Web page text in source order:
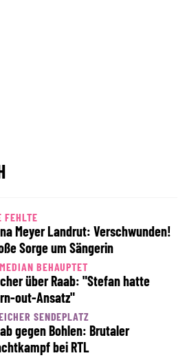
FEHLTE
Meyer Landrut: Verschwunden!
Sorge um Sängerin
BEHAUPTET
über Raab: "Stefan hatte
out-Ansatz"
SENDEPLATZ
gegen Bohlen: Brutaler
bei RTL